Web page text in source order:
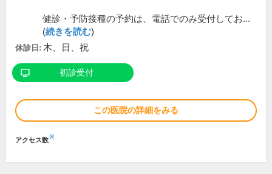
健診・予防接種の予約は、電話でのみ受付してお...
(続きを読む)
休診日: 木、日、祝
初診受付
この医院の詳細をみる
アクセス数※